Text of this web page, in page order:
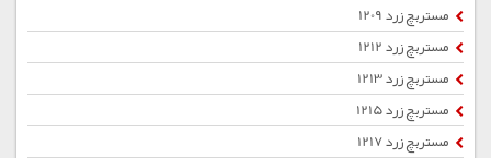
مستربچ زرد 1209
مستربچ زرد 1212
مستربچ زرد 1213
مستربچ زرد 1215
مستربچ زرد 1217